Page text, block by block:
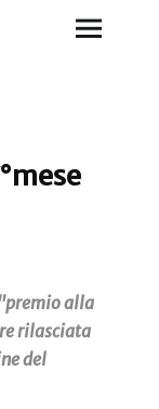
alla
rilasciata
del